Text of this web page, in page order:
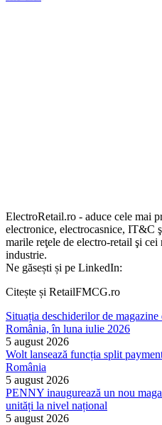
ElectroRetail.ro - aduce cele mai
electronice, electrocasnice, IT&C
marile reţele de electro-retail şi
industrie.
Ne găsești și pe LinkedIn:
Citește și RetailFMCG.ro
Situația deschiderilor de
România, în luna iulie 2026
5 august 2026
Wolt lansează funcția split
România
5 august 2026
PENNY inaugurează un nou
unități la nivel național
5 august 2026